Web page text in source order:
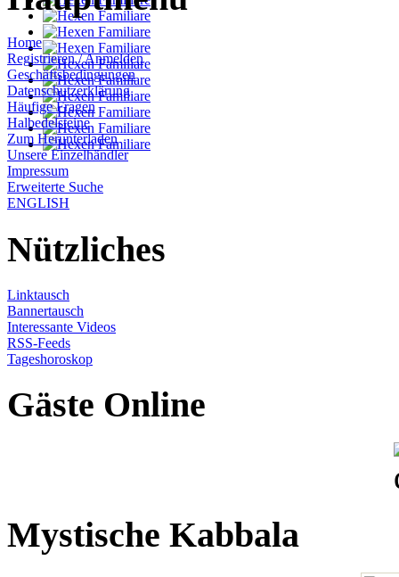
Home
Registrieren / Anmelden
Geschäftsbedingungen
Datenschutzerklärung
Häufige Fragen
Halbedelsteine
Zum Herunterladen
Unsere Einzelhändler
Impressum
Erweiterte Suche
ENGLISH
Nützliches
Linktausch
Bannertausch
Interessante Videos
RSS-Feeds
Tageshoroskop
Gäste Online
Mystische Kabbala